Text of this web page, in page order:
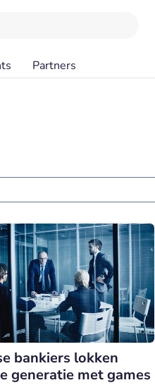
Partners
bankiers lokken
generatie met games